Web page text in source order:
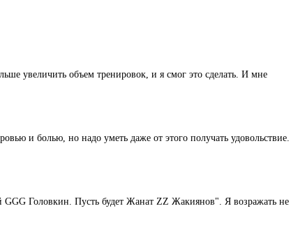
увеличить объем тренировок, и я смог это сделать. И мне
и болью, но надо уметь даже от этого получать удовольствие.
Головкин. Пусть будет Жанат ZZ Жакиянов". Я возражать не